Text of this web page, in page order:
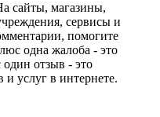
сайты, магазины,
сервисы и
помогите
одна жалоба - это
отзыв - это
и услуг в интернете.